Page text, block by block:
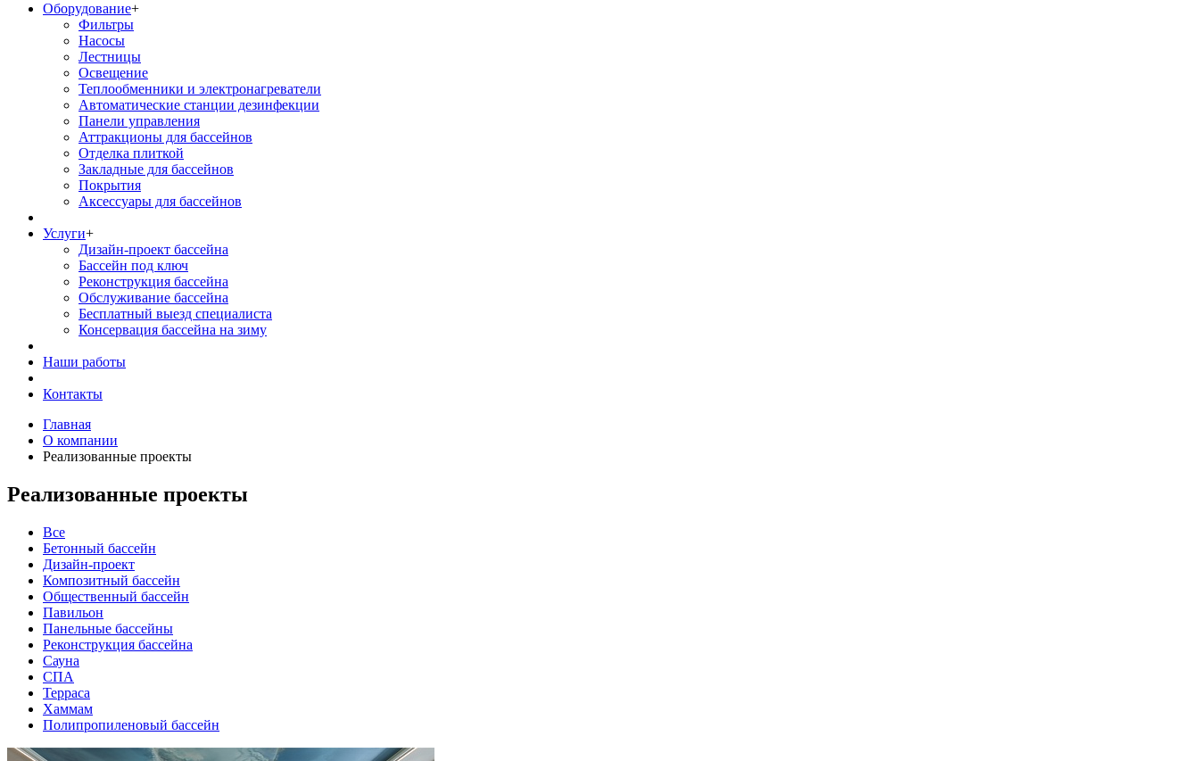
Оборудование+
Фильтры
Насосы
Лестницы
Освещение
Теплообменники и электронагреватели
Автоматические станции дезинфекции
Панели управления
Аттракционы для бассейнов
Отделка плиткой
Закладные для бассейнов
Покрытия
Аксессуары для бассейнов
Услуги+
Дизайн-проект бассейна
Бассейн под ключ
Реконструкция бассейна
Обслуживание бассейна
Бесплатный выезд специалиста
Консервация бассейна на зиму
Наши работы
Контакты
Главная
О компании
Реализованные проекты
Реализованные проекты
Все
Бетонный бассейн
Дизайн-проект
Композитный бассейн
Общественный бассейн
Павильон
Панельные бассейны
Реконструкция бассейна
Сауна
СПА
Терраса
Хаммам
Полипропиленовый бассейн